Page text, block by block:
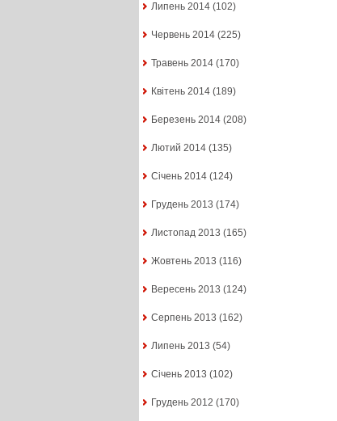
Липень 2014(102)
Червень 2014(225)
Травень 2014(170)
Квітень 2014(189)
Березень 2014(208)
Лютий 2014(135)
Січень 2014(124)
Грудень 2013 (174)
Листопад 2013 (165)
Жовтень 2013 (116)
Вересень 2013 (124)
Серпень 2013 (162)
Липень 2013 (54)
Січень 2013 (102)
Грудень 2012 (170)